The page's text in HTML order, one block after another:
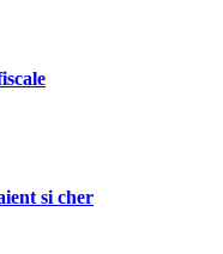
si cher